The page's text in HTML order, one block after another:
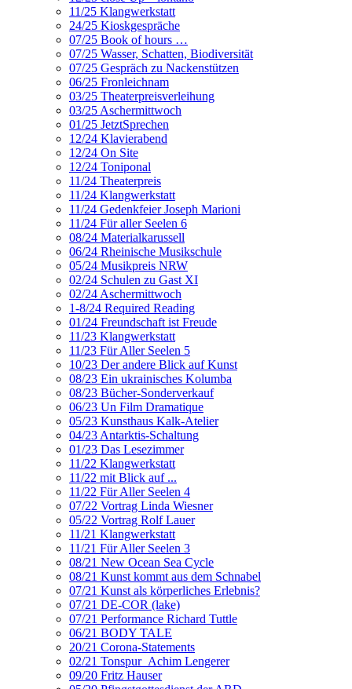
11/25 Klangwerkstatt
24/25 Kioskgespräche
07/25 Book of hours …
07/25 Wasser, Schatten, Biodiversität
07/25 Gespräch zu Nackenstützen
06/25 Fronleichnam
03/25 Theaterpreisverleihung
03/25 Aschermittwoch
01/25 JetztSprechen
12/24 Klavierabend
12/24 On Site
12/24 Toniponal
11/24 Theaterpreis
11/24 Klangwerkstatt
11/24 Gedenkfeier Joseph Marioni
11/24 Für aller Seelen 6
08/24 Materialkarussell
06/24 Rheinische Musikschule
05/24 Musikpreis NRW
02/24 Schulen zu Gast XI
02/24 Aschermittwoch
1-8/24 Required Reading
01/24 Freundschaft ist Freude
11/23 Klangwerkstatt
11/23 Für Aller Seelen 5
10/23 Der andere Blick auf Kunst
08/23 Ein ukrainisches Kolumba
08/23 Bücher-Sonderverkauf
06/23 Un Film Dramatique
05/23 Kunsthaus Kalk-Atelier
04/23 Antarktis-Schaltung
01/23 Das Lesezimmer
11/22 Klangwerkstatt
11/22 mit Blick auf ...
11/22 Für Aller Seelen 4
07/22 Vortrag Linda Wiesner
05/22 Vortrag Rolf Lauer
11/21 Klangwerkstatt
11/21 Für Aller Seelen 3
08/21 New Ocean Sea Cycle
08/21 Kunst kommt aus dem Schnabel
07/21 Kunst als körperliches Erlebnis?
07/21 DE-COR (lake)
07/21 Performance Richard Tuttle
06/21 BODY TALE
20/21 Corona-Statements
02/21 Tonspur_Achim Lengerer
09/20 Fritz Hauser